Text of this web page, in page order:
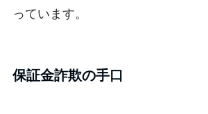
っています。
保証金詐欺の手口